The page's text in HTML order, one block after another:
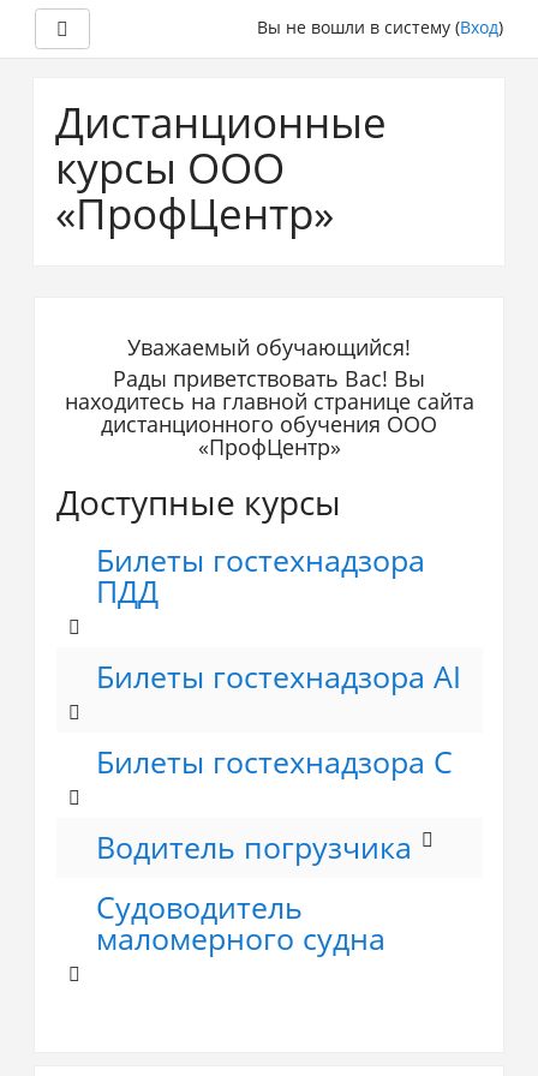
основному
содержанию
Вы не вошли в систему (Вход)
Дистанционные
курсы ООО
«ПрофЦентр»
Уважаемый обучающийся!
Рады приветствовать Вас! Вы
находитесь на главной странице сайта
дистанционного обучения ООО
«ПрофЦентр»
Доступные курсы
Билеты гостехнадзора
ПДД
Билеты гостехнадзора AI
Билеты гостехнадзора C
Водитель погрузчика
Судоводитель
маломерного судна